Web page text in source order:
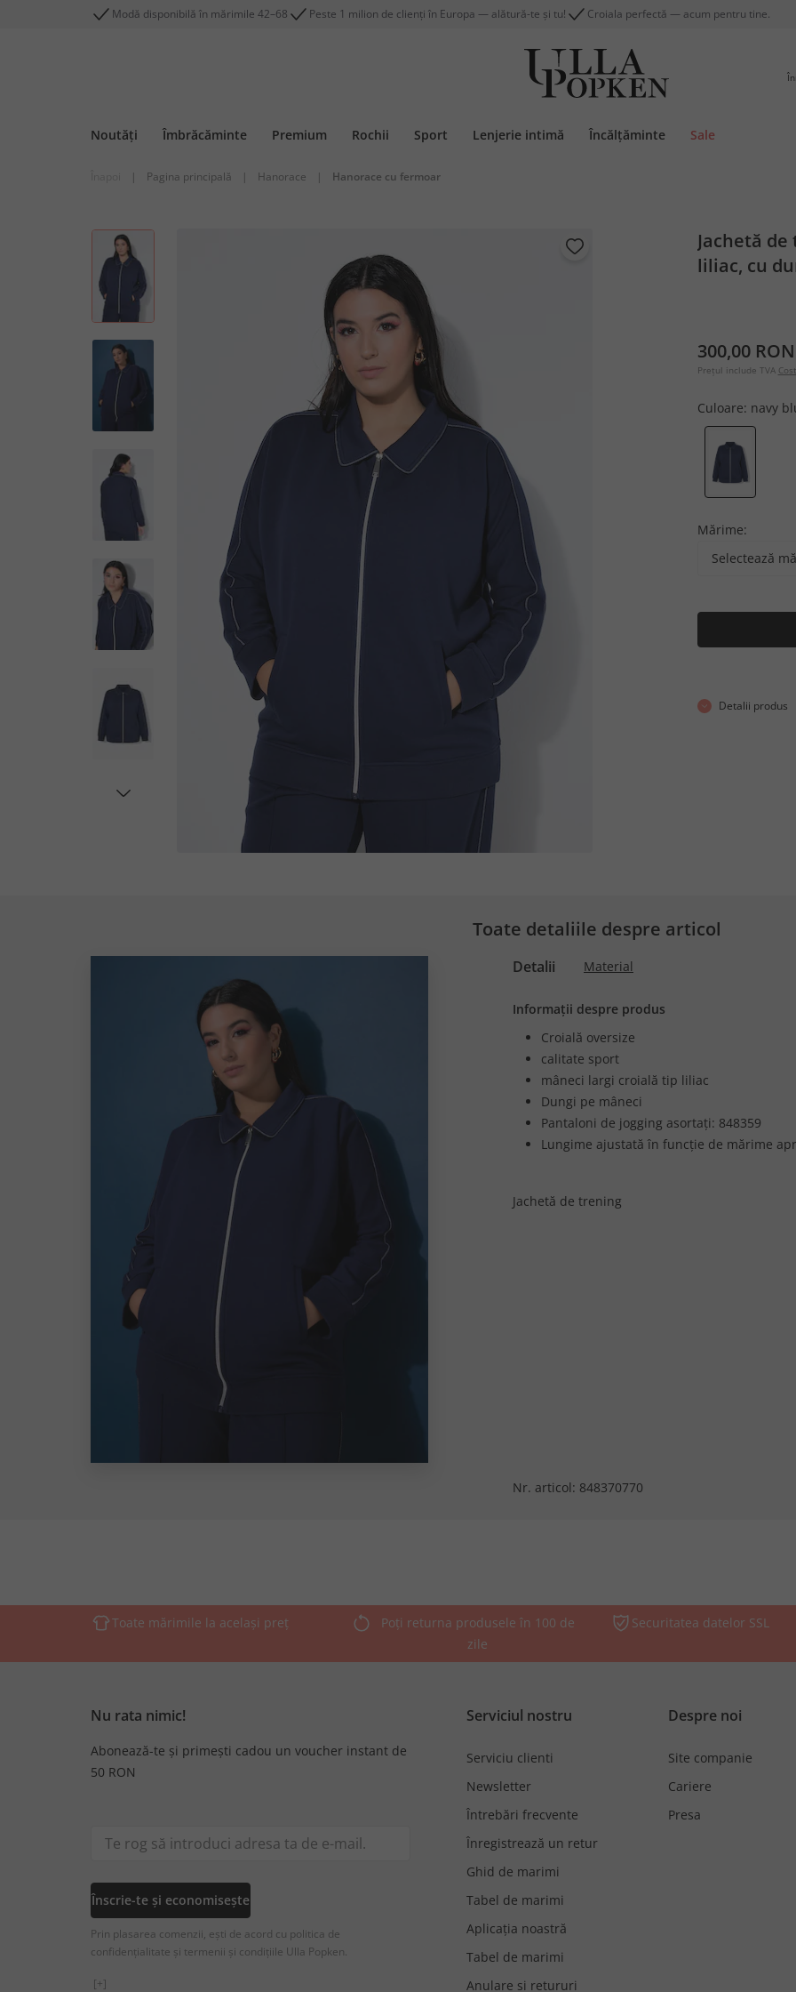
Modă disponibilă în mărimile 42–68 Peste 1 milion de clienți în Europa — alătură-te și tu! Croiala perfectă — acum pentru tine.
Noutăți Îmbrăcăminte Premium Rochii Sport Lenjerie intimă Încălțăminte Sale
| Pagina principală | Hanorace | Hanorace cu fermoar
Jachetă
liliac, cu
300,00 RON
Prețul include TVA
Culoare: navy
Mărime:
Selectează
Detalii produs
Toate detaliile despre articol
Detalii Material
Informații despre produs
Croială oversize
calitate sport
mâneci largi croială tip liliac
Dungi pe mâneci
Pantaloni de jogging asortați: 848359
Lungime ajustată în funcție de mărime
Jachetă de trening
Nr. articol: 848370770
Toate mărimile la același preț
Poți returna produsele în 100 de
zile
Securitatea datelor SSL
Nu rata nimic!
Abonează-te și primești cadou un voucher instant de
50 RON
Înscrie-te și economisește
Prin plasarea comenzii, ești de acord cu politica de
confidențialitate și termenii și condițiile Ulla Popken.
[+]
Serviciul nostru
Serviciu clienti
Newsletter
Întrebări frecvente
Înregistrează un retur
Ghid de marimi
Tabel de marimi
Aplicația noastră
Tabel de marimi
Anulare si retururi
Despre noi
Site companie
Cariere
Presa